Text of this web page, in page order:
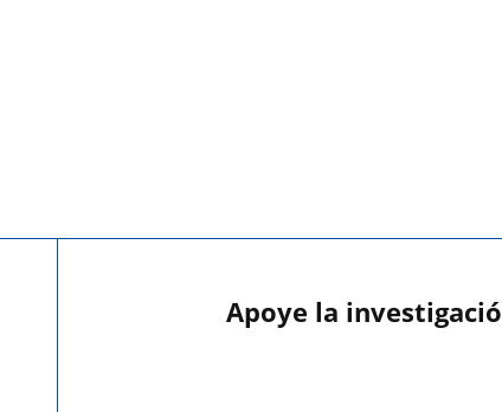
Apoye la